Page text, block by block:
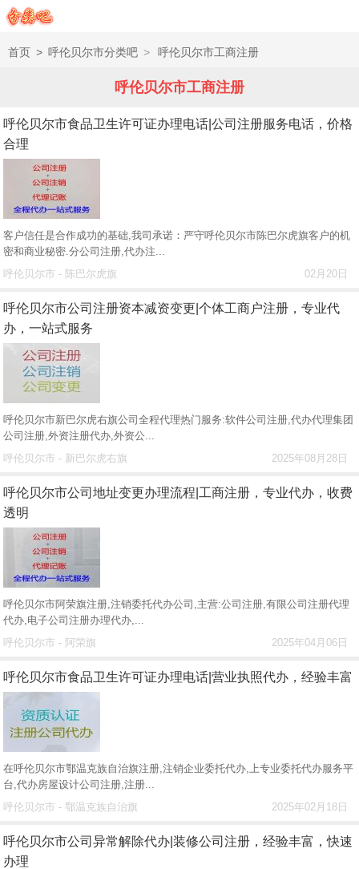
首页 > 呼伦贝尔市分类吧 > 呼伦贝尔市工商注册
呼伦贝尔市工商注册
呼伦贝尔市食品卫生许可证办理电话|公司注册服务电话，价格
合理
客户信任是合作成功的基础,我司承诺：严守呼伦贝尔市陈巴尔虎旗客户的机
密和商业秘密.分公司注册,代办注...
02月20日
呼伦贝尔市 - 陈巴尔虎旗
呼伦贝尔市公司注册资本减资变更|个体工商户注册，专业代
办，一站式服务
呼伦贝尔市新巴尔虎右旗公司全程代理热门服务:软件公司注册,代办代理集团
公司注册,外资注册代办,外资公...
2025年08月28日
呼伦贝尔市 - 新巴尔虎右旗
呼伦贝尔市公司地址变更办理流程|工商注册，专业代办，收费
透明
呼伦贝尔市阿荣旗注册,注销委托代办公司,主营:公司注册,有限公司注册代理
代办,电子公司注册办理代办,...
2025年04月06日
呼伦贝尔市 - 阿荣旗
呼伦贝尔市食品卫生许可证办理电话|营业执照代办，经验丰富
在呼伦贝尔市鄂温克族自治旗注册,注销企业委托代办,上专业委托代办服务平
台,代办房屋设计公司注册,注册...
2025年02月18日
呼伦贝尔市 - 鄂温克族自治旗
呼伦贝尔市公司异常解除代办|装修公司注册，经验丰富，快速
办理